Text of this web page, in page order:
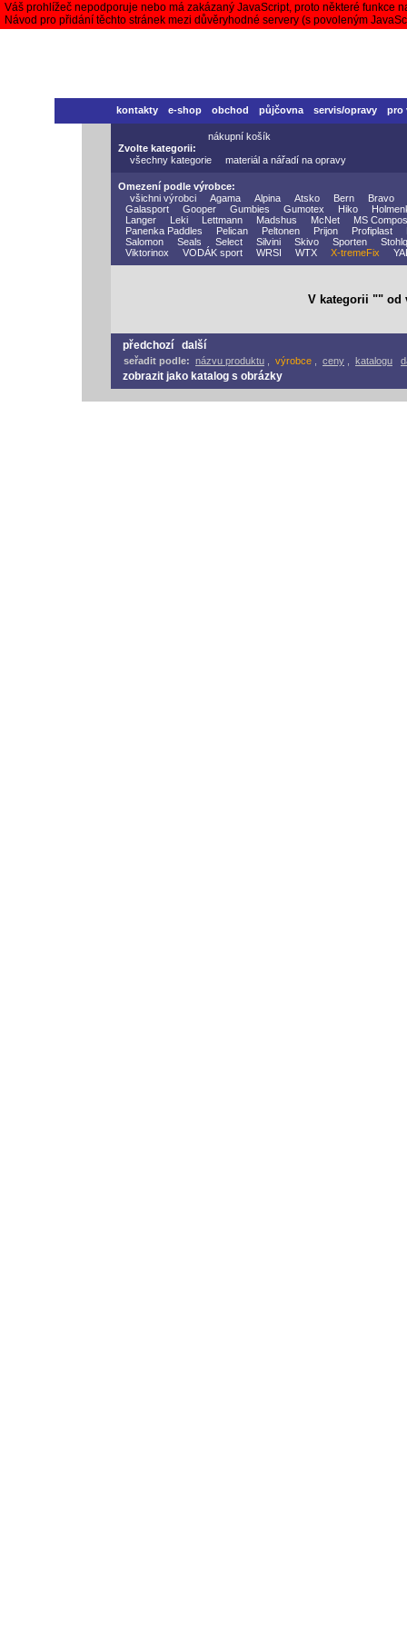
Váš prohlížeč nepodporuje nebo má zakázaný JavaScript, proto některé funkce
Návod pro přidání těchto stránek mezi důvěryhodné servery (s povoleným
kontakty e-shop obchod půjčovna servis/opravy pro
nákupní košík
Zvolte kategorii:
všechny kategorie
materiál a nářadí na opravy
Omezení podle výrobce:
všichni výrobci
Agama Alpina Atsko Bern
Bravo
Galasport
Gooper Gumbies Gumotex Hiko
Langer
Leki Lettmann Madshus McNet
MS
Panenka Paddles
Pelican Peltonen Prijon Profiplast
Salomon
Seals Select Silvini Skivo Sporten
Viktorinox
VODÁK sport WRSI WTX X-tremeFix
V kategorii "" od
předchozí další
seřadit podle: názvu produktu výrobce ceny katalogu
zobrazit jako katalog s obrázky